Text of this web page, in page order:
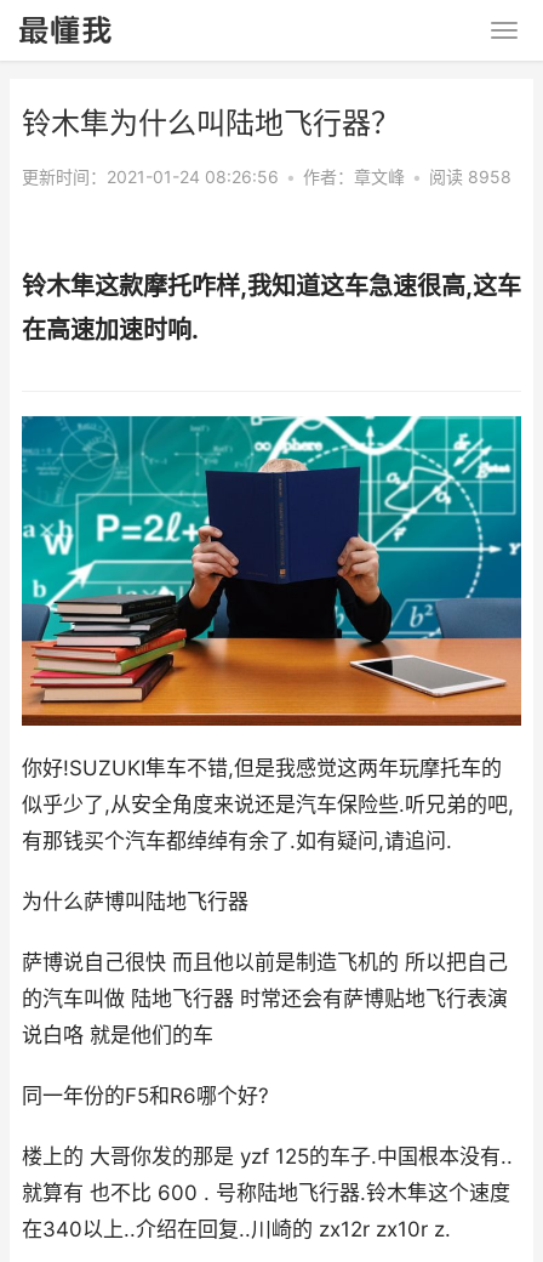
铃木隼为什么叫陆地飞行器？
更新时间：2021-01-24 08:26:56 • 作者： 章文峰 • 阅读 8958
铃木隼这款摩托咋样,我知道这车急速很高,这车
在高速加速时响.
你好!SUZUKI隼车不错,但是我感觉这两年玩摩托车的
似乎少了,从安全角度来说还是汽车保险些.听兄弟的吧,
有那钱买个汽车都绰绰有余了.如有疑问,请追问.
为什么萨博叫陆地飞行器
萨博说自己很快 而且他以前是制造飞机的 所以把自己
的汽车叫做 陆地飞行器 时常还会有萨博贴地飞行表演
说白咯 就是他们的车
同一年份的F5和R6哪个好?
楼上的 大哥你发的那是 yzf 125的车子.中国根本没有..
就算有 也不比 600 . 号称陆地飞行器.铃木隼这个速度
在340以上..介绍在回复..川崎的 zx12r zx10r z.